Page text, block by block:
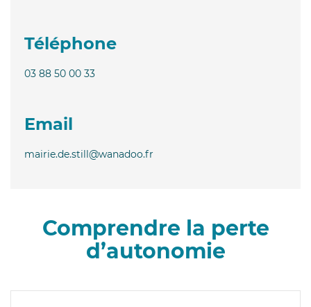
Téléphone
03 88 50 00 33
Email
mairie.de.still@wanadoo.fr
Comprendre la perte
d’autonomie